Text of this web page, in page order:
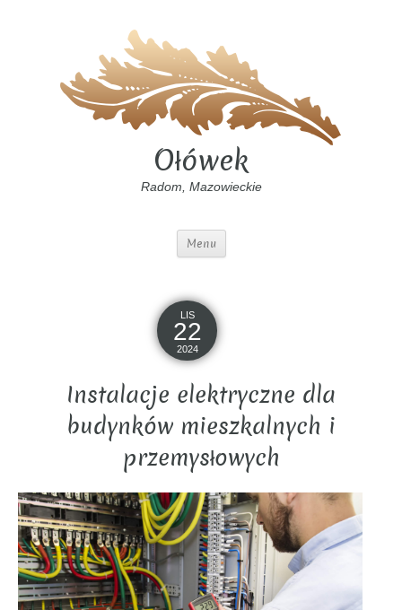
Ołówek
Radom, Mazowieckie
Menu
LIS
22
2024
Instalacje elektryczne dla
budynków mieszkalnych i
przemysłowych